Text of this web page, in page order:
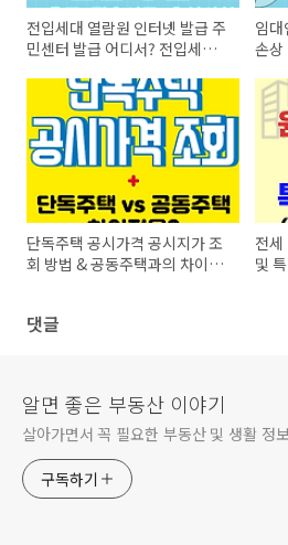
전입세대 열람원 인터넷 발급 주
민센터 발급 어디서? 전입세대
임
손상
단독주택 공시가격 공시지가 조
회 방법 & 공동주택과의 차이점
전
및
댓글
알면 좋은 부동산 이야기
살아가면서 꼭 필요한 부동산 및 생활 정보
구독하기